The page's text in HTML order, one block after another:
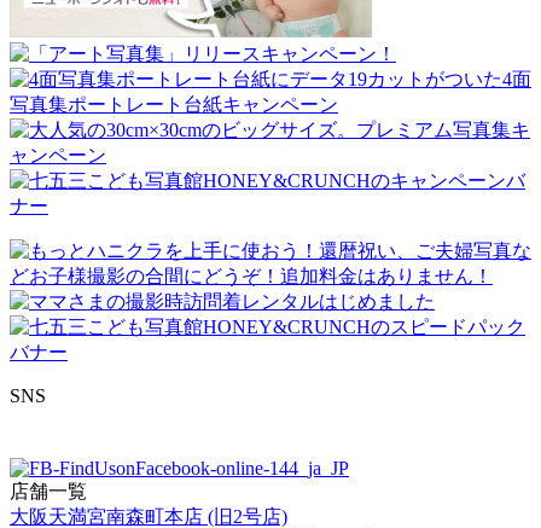
SNS
店舗一覧
大阪天満宮南森町本店 (旧2号店)